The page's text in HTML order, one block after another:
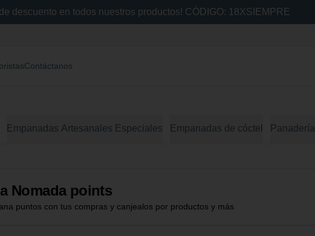
descuento en todos nuestros productos! CÓDIGO: 18XSIEMPRE
Contáctanos
Empanadas Artesanales Especiales Empanadas de cóctel Panadería
Nomada points
puntos con tus compras y canjealos por productos y más